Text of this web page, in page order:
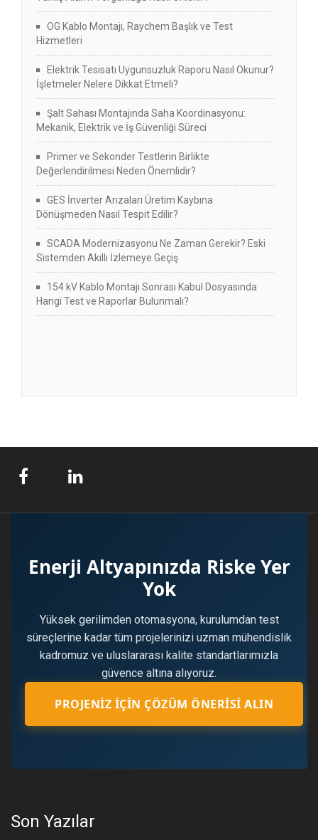
OG Kablo Montajı, Raychem Başlık ve Test
Hizmetleri
Elektrik Tesisatı Uygunsuzluk Raporu Nasıl Okunur?
İşletmeler Nelere Dikkat Etmeli?
Şalt Sahası Montajında Saha Koordinasyonu:
Mekanik, Elektrik ve İş Güvenliği Süreci
Primer ve Sekonder Testlerin Birlikte
Değerlendirilmesi Neden Önemlidir?
GES İnverter Arızaları Üretim Kaybına
Dönüşmeden Nasıl Tespit Edilir?
SCADA Modernizasyonu Ne Zaman Gerekir? Eski
Sistemden Akıllı İzlemeye Geçiş
154 kV Kablo Montajı Sonrası Kabul Dosyasında
Hangi Test ve Raporlar Bulunmalı?
Enerji Altyapınızda Riske Yer
Yok
Yüksek gerilimden otomasyona, kurulumdan test
süreçlerine kadar tüm projelerinizi uzman mühendislik
kadromuz ve uluslararası kalite standartlarımızla
güvence altına alıyoruz.
PROJENIZ İÇIN ÇÖZÜM ÖNERISI ALIN
Son Yazılar